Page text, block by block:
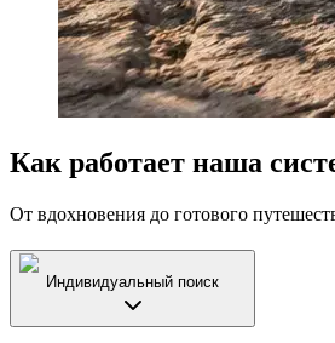
Как работает наша
От вдохновения до готового
Индивидуальный поиск